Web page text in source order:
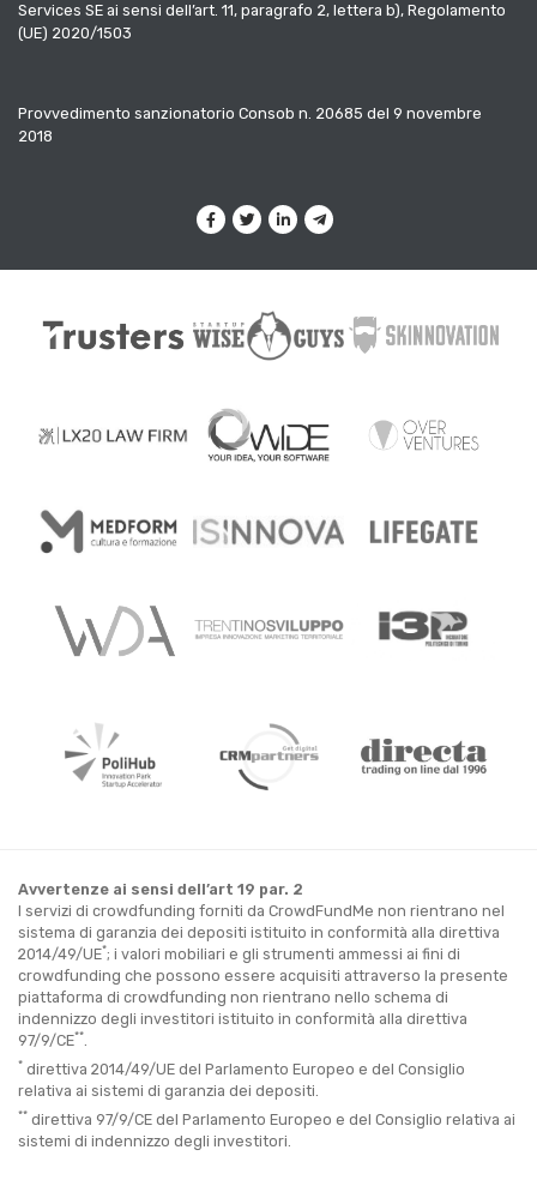
Services SE ai sensi dell’art. 11, paragrafo 2, lettera b), Regolamento
(UE) 2020/1503
Provvedimento sanzionatorio Consob n. 20685 del 9 novembre
2018
Avvertenze ai sensi dell’art 19 par. 2
I servizi di crowdfunding forniti da CrowdFundMe non rientrano nel
sistema di garanzia dei depositi istituito in conformità alla direttiva
2014/49/UE*; i valori mobiliari e gli strumenti ammessi ai fini di
crowdfunding che possono essere acquisiti attraverso la presente
piattaforma di crowdfunding non rientrano nello schema di
indennizzo degli investitori istituito in conformità alla direttiva
97/9/CE**
* direttiva 2014/49/UE del Parlamento Europeo e del Consiglio
relativa ai sistemi di garanzia dei depositi.
** direttiva 97/9/CE del Parlamento Europeo e del Consiglio relativa ai
sistemi di indennizzo degli investitori.